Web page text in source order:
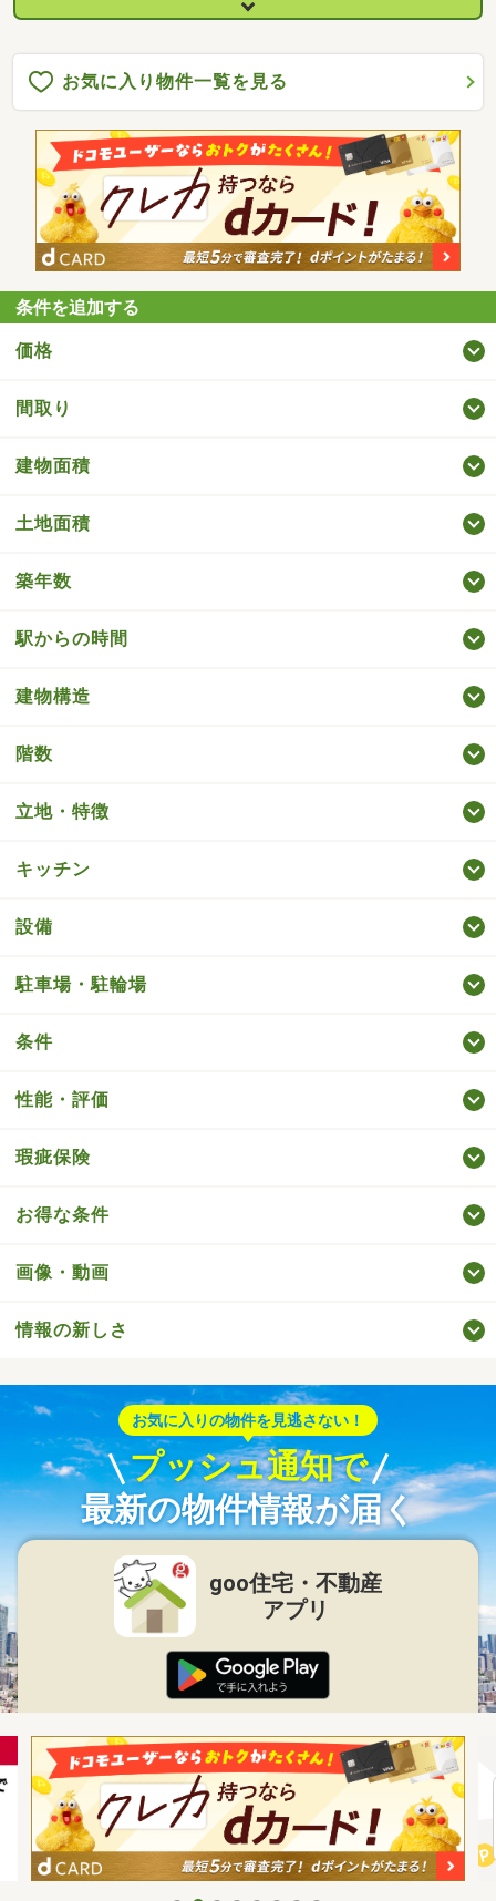
お気に入り物件一覧を見る
条件を追加する
価格
間取り
建物面積
土地面積
築年数
駅からの時間
建物構造
階数
立地・特徴
キッチン
設備
駐車場・駐輪場
条件
性能・評価
瑕疵保険
お得な条件
画像・動画
情報の新しさ
お気に入りの物件を見逃さない！
プッシュ通知で
最新の物件情報が届く
goo住宅・不動産
アプリ